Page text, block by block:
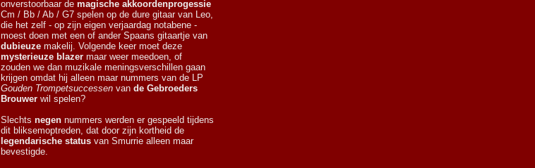
onverstoorbaar de magische akkoordenprogessie
Cm / Bb / Ab / G7 spelen op de dure gitaar van Leo,
die het zelf - op zijn eigen verjaardag notabene -
moest doen met een of ander Spaans gitaartje van
dubieuze makelij. Volgende keer moet deze
mysterieuze blazer maar weer meedoen, of
zouden we dan muzikale meningsverschillen gaan
krijgen omdat hij alleen maar nummers van de LP
Gouden Trompetsuccessen van de Gebroeders
Brouwer wil spelen?
Slechts negen nummers werden er gespeeld tijdens
dit bliksemoptreden, dat door zijn kortheid de
legendarische status van Smurrie alleen maar
bevestigde.